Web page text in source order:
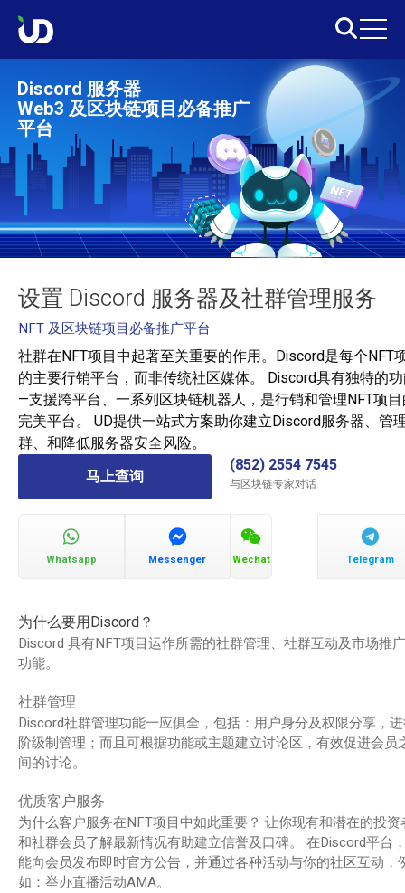
Discord 服务器
Web3 及区块链项目必备推广
平台
设置 Discord 服务器及社群管理服务
NFT 及区块链项目必备推广平台
社群在NFT项目中起著至关重要的作用。Discord是每个NFT
的主要行销平台，而非传统社区媒体。 Discord具有独特的
—支援跨平台、一系列区块链机器人，是行销和管理NFT项
完美平台。 UD提供一站式方案助你建立Discord服务器、管
群、和降低服务器安全风险。
马上查询
(852) 2554 7545
与区块链专家对话
Whatsapp Messenger Wechat Telegram
为什么要用Discord？
Discord 具有NFT项目运作所需的社群管理、社群互动及市场推
功能。
社群管理
Discord社群管理功能一应俱全，包括：用户身分及权限分享，
阶级制管理；而且可根据功能或主题建立讨论区，有效促进会员
间的讨论。
优质客户服务
为什么客户服务在NFT项目中如此重要？ 让你现有和潜在的投资
和社群会员了解最新情况有助建立信誉及口碑。 在Discord平台
能向会员发布即时官方公告，并通过各种活动与你的社区互动，
如：举办直播活动AMA。